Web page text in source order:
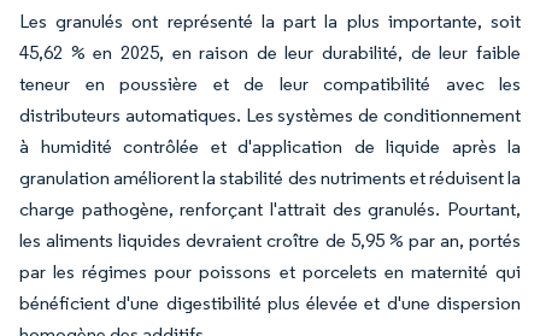
Les granulés ont représenté la part la plus importante, soit
45,62 % en 2025, en raison de leur durabilité, de leur faible
teneur en poussière et de leur compatibilité avec les
distributeurs automatiques. Les systèmes de conditionnement
à humidité contrôlée et d'application de liquide après la
granulation améliorent la stabilité des nutriments et réduisent la
charge pathogène, renforçant l'attrait des granulés. Pourtant,
les aliments liquides devraient croître de 5,95 % par an, portés
par les régimes pour poissons et porcelets en maternité qui
bénéficient d'une digestibilité plus élevée et d'une dispersion